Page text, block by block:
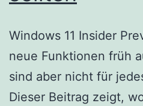
Windows 11 Insider
neue Funktionen früh
sind aber nicht für
Dieser Beitrag zeigt,